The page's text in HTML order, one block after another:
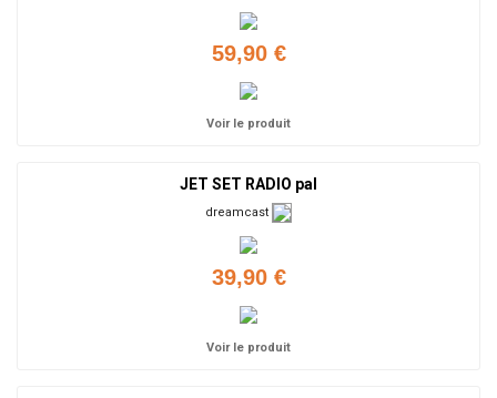
59,90 €
Voir le produit
JET SET RADIO pal
dreamcast
39,90 €
Voir le produit